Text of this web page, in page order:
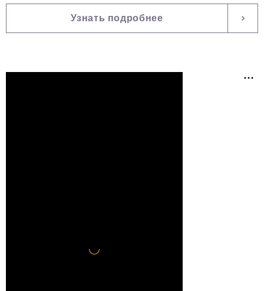
Узнать подробнее